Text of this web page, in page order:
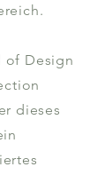
of Design
dieses